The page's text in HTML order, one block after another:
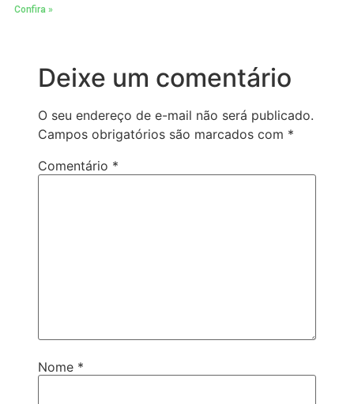
Confira »
Deixe um comentário
O seu endereço de e-mail não será publicado.
Campos obrigatórios são marcados com *
Comentário *
Nome *